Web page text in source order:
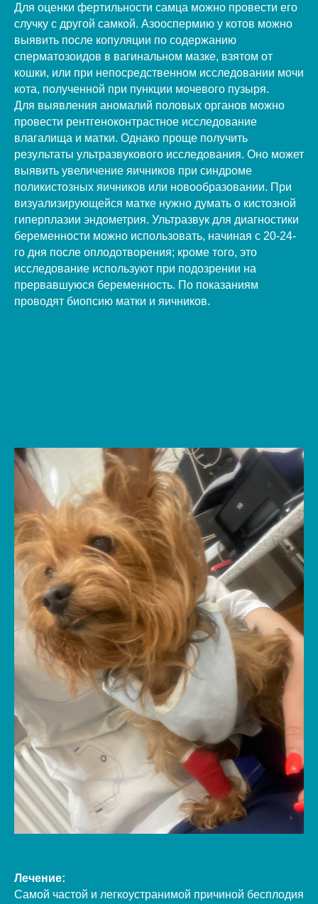
Для оценки фертильности самца можно провести его
случку с другой самкой. Азооспермию у котов можно
выявить после копуляции по содержанию
сперматозоидов в вагинальном мазке, взятом от
кошки, или при непосредственном исследовании мочи
кота, полученной при пункции мочевого пузыря.
Для выявления аномалий половых органов можно
провести рентгеноконтрастное исследование
влагалища и матки. Однако проще получить
результаты ультразвукового исследования. Оно может
выявить увеличение яичников при синдроме
поликистозных яичников или новообразовании. При
визуализирующейся матке нужно думать о кистозной
гиперплазии эндометрия. Ультразвук для диагностики
беременности можно использовать, начиная с 20-24-
го дня после оплодотворения; кроме того, это
исследование используют при подозрении на
прервавшуюся беременность. По показаниям
проводят биопсию матки и яичников.
Лечение:
Самой частой и легкоустранимой причиной бесплодия